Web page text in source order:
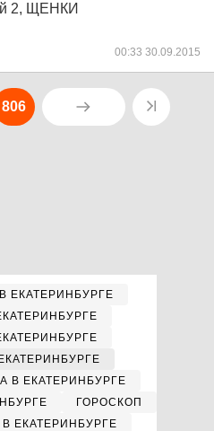
2, ЩЕНКИ
00:33 30.09.2015
806
ЕКАТЕРИНБУРГЕ
В ЕКАТЕРИНБУРГЕ
ГОРОСКОП
ЕКАТЕРИНБУРГЕ